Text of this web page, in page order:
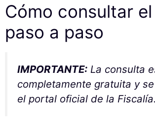
Cómo consultar el
paso a paso
IMPORTANTE: La consulta
completamente gratuita y
el portal oficial de la Fiscalía.